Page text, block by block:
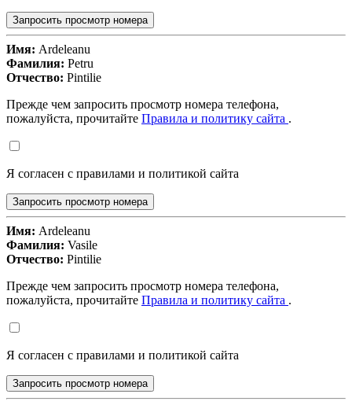
Запросить просмотр номера
Имя: Ardeleanu
Фамилия: Petru
Отчество: Pintilie
Прежде чем запросить просмотр номера телефона,
пожалуйста, прочитайте Правила и политику сайта .
Я согласен с правилами и политикой сайта
Запросить просмотр номера
Имя: Ardeleanu
Фамилия: Vasile
Отчество: Pintilie
Прежде чем запросить просмотр номера телефона,
пожалуйста, прочитайте Правила и политику сайта .
Я согласен с правилами и политикой сайта
Запросить просмотр номера